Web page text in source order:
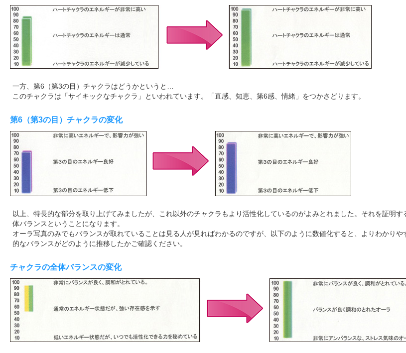
一方、第6（第3の目）チャクラはどうかというと…
このチャクラは「サイキックなチャクラ」といわれています。「直感、知恵、第6感、情緒」をつかさどります。
第6（第3の目）チャクラの変化
以上、特長的な部分を取り上げてみましたが、これ以外のチャクラもより活性化しているのがよみとれました。それを証明
体バランスということになります。
オーラ写真のみでもバランスが取れていることは見る人が見ればわかるのですが、以下のように数値化すると、よりわかり
的なバランスがどのように推移したかご確認ください。
チャクラの全体バランスの変化